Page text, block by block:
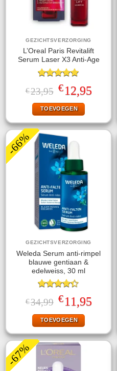
GEZICHTSVERZORGING
L’Oreal Paris Revitalift
Serum Laser X3 Anti-Age
Gewaardeerd
5.00uit 5
€23,95 Oorspronkelijke
prijs
was:
€23,95.
€12,95Huidige
prijs
TOEVOEGEN
-66%
GEZICHTSVERZORGING
Weleda Serum anti-rimpel
blauwe gentiaan &
edelweiss, 30 ml
Gewaardeerd
4.33uit 5
€34,99 Oorspronkelijke
prijs
was:
€34,99.
€11,95Huidige
prijs
TOEVOEGEN
-67%